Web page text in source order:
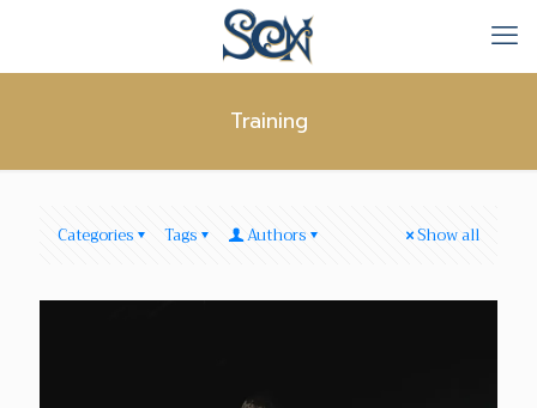
Training
Categories Tags Authors Show all